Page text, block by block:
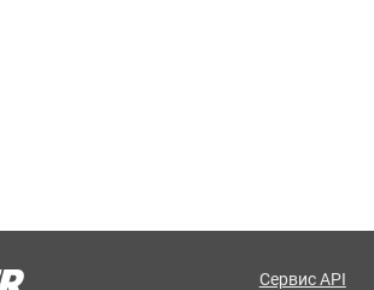
Сервис API